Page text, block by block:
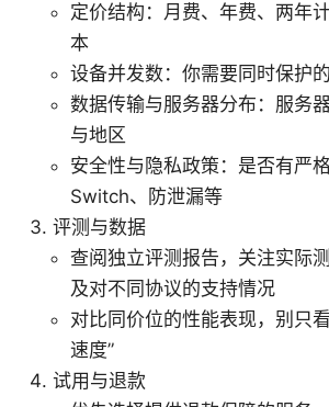
定价结构：月费、年费、两年
本
设备并发数：你需要同时保护
数据传输与服务器分布：服务
与地区
安全性与隐私政策：是否有严
Switch、防泄漏等
评测与数据
查阅独立评测报告，关注实际
及对不同协议的支持情况
对比同价位的性能表现，别只
速度”
试用与退款